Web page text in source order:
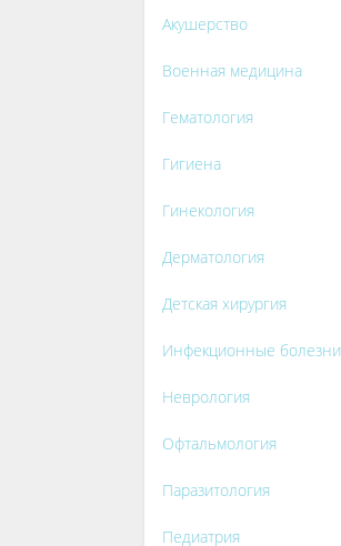
Акушерство
Военная медицина
Гематология
Гигиена
Гинекология
Дерматология
Детская хирургия
Инфекционные болезни
Неврология
Офтальмология
Паразитология
Педиатрия